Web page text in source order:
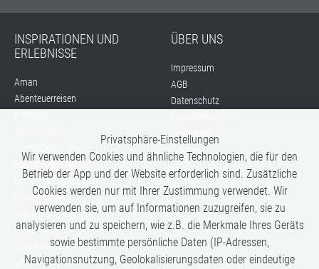
INSPIRATIONEN UND
ERLEBNISSE
Aman
Abenteuerreisen
Gourmet-Momente
Luxus Familienurlaub
Honeymoon
Hot & New
Hüttenzauber
Luxus Kreuzfahrten
Lifestyle
ÜBER UNS
Impressum
AGB
Datenschutz
nova reisen
Anfahrt
Privatsphäre-Einstellungen
Wir verwenden Cookies und ähnliche Technologien, die für den
Betrieb der App und der Website erforderlich sind. Zusätzliche
Cookies werden nur mit Ihrer Zustimmung verwendet. Wir
verwenden sie, um auf Informationen zuzugreifen, sie zu
analysieren und zu speichern, wie z.B. die Merkmale Ihres Geräts
sowie bestimmte persönliche Daten (IP-Adressen,
Navigationsnutzung, Geolokalisierungsdaten oder eindeutige